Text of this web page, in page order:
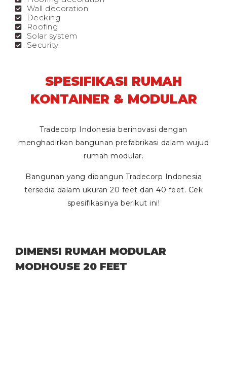
Wall decoration
Decking
Roofing
Solar system
Security
SPESIFIKASI RUMAH
KONTAINER & MODULAR
Tradecorp Indonesia berinovasi dengan
menghadirkan bangunan prefabrikasi dalam wujud
rumah modular.
Bangunan yang dibangun Tradecorp Indonesia
tersedia dalam ukuran 20 feet dan 40 feet. Cek
spesifikasinya berikut ini!
DIMENSI RUMAH MODULAR
MODHOUSE 20 FEET